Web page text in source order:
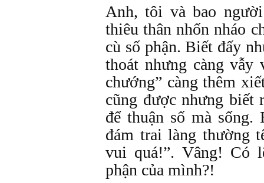
Anh, tôi và bao
thiêu thân nhốn nháo
cù số phận. Biết đấy
thoát nhưng càng vẫy
chướng” càng thêm
cũng được nhưng biết
để thuận số mà
đám trai làng thường
vui quá!”. Vâng! Có
phận của mình?!